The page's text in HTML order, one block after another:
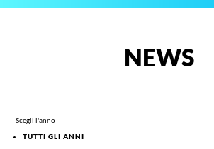
NEWS
Scegli l'anno
TUTTI GLI ANNI